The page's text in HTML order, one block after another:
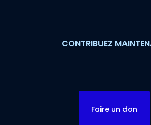
CONTRIBUEZ
Faire un don